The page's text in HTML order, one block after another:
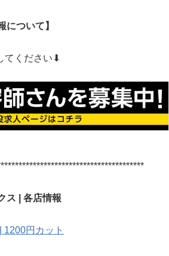
について】
てください⬇︎
ス | 各店情報
1200円カット